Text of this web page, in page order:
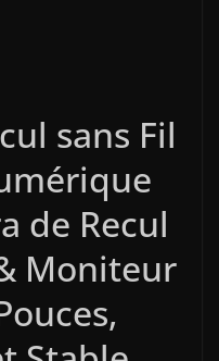
sans Fil
de Recul
Moniteur